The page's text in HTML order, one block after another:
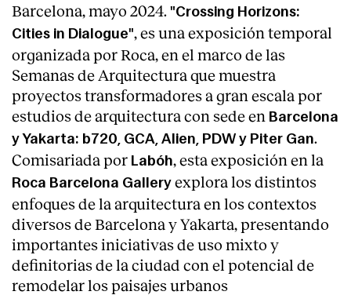
About
Barcelona, mayo 2024. "Crossing Horizons:
Cities in Dialogue", es una exposición temporal
organizada por Roca, en el marco de las
Semanas de Arquitectura que muestra
proyectos transformadores a gran escala por
estudios de arquitectura con sede en Barcelona
y Yakarta: b720, GCA, Alien, PDW y Piter Gan.
Comisariada por Labóh, esta exposición en la
Roca Barcelona Gallery explora los distintos
enfoques de la arquitectura en los contextos
diversos de Barcelona y Yakarta, presentando
importantes iniciativas de uso mixto y
definitorias de la ciudad con el potencial de
remodelar los paisajes urbanos